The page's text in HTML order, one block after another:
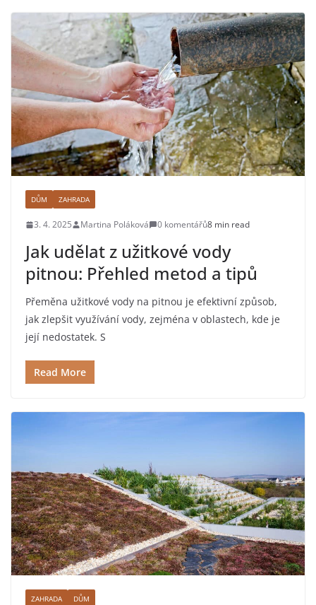
DŮM ZAHRADA
3. 4. 2025 Martina Poláková 0 komentářů8 min read
Jak udělat z užitkové vody
pitnou: Přehled metod a tipů
Přeměna užitkové vody na pitnou je efektivní způsob,
jak zlepšit využívání vody, zejména v oblastech, kde je
její nedostatek. S
Read More
ZAHRADA DŮM